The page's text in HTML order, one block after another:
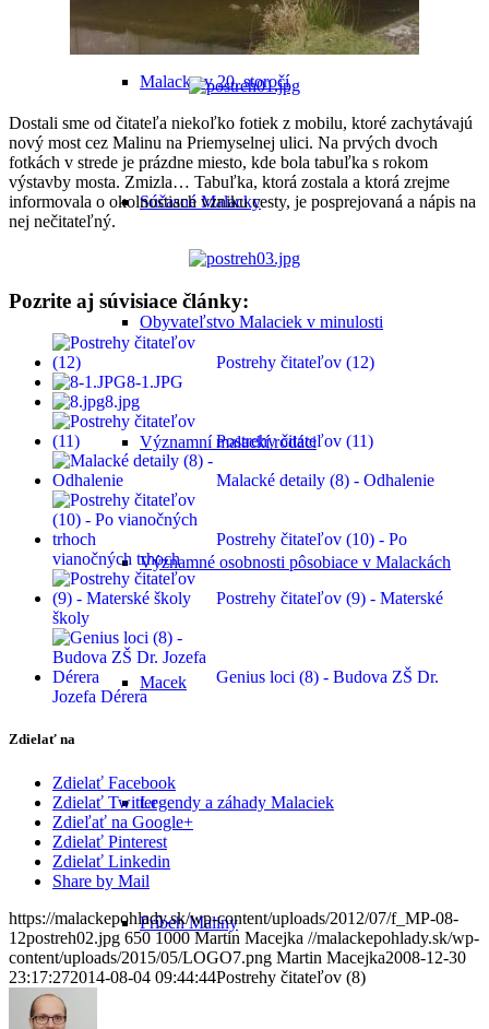
Malacky v 20. storočí
Súčasné Malacky
Obyvateľstvo Malaciek v minulosti
Významní malackí rodáci
Významné osobnosti pôsobiace v Malackách
Macek
Legendy a záhady Malaciek
Príbeh Maliny
Dostali sme od čitateľa niekoľko fotiek z mobilu, ktoré zachytávajú
nový most cez Malinu na Priemyselnej ulici. Na prvých dvoch
fotkách v strede je prázdne miesto, kde bola tabuľka s rokom
výstavby mosta. Zmizla… Tabuľka, ktorá zostala a ktorá zrejme
informovala o okolnostiach vzniku cesty, je posprejovaná a nápis na
nej nečitateľný.
Pozrite aj súvisiace články:
Postrehy čitateľov (12)
8-1.JPG
8.jpg
Postrehy čitateľov (11)
Malacké detaily (8) - Odhalenie
Postrehy čitateľov (10) - Po
vianočných trhoch
Postrehy čitateľov (9) - Materské
školy
Genius loci (8) - Budova ZŠ Dr.
Jozefa Dérera
Zdielať na
Zdielať Facebook
Zdielať Twitter
Zdieľať na Google+
Zdielať Pinterest
Zdielať Linkedin
Share by Mail
https://malackepohlady.sk/wp-content/uploads/2012/07/f_MP-08-
12postreh02.jpg 650 1000 Martin Macejka //malackepohlady.sk/wp-
content/uploads/2015/05/LOGO7.png Martin Macejka2008-12-30
23:17:272014-08-04 09:44:44Postrehy čitateľov (8)